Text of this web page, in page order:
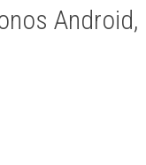
Android,